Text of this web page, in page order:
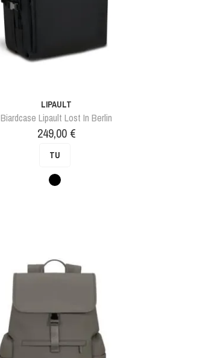
LIPAULT
Biardcase Lipault Lost In Berlin
Prix
249,00 €
TU
Noir